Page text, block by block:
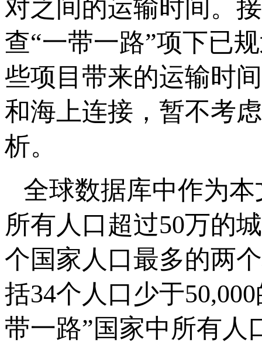
对之间的运输时间。
查“一带一路”项下已
些项目带来的运输时
和海上连接，暂不考
析。
全球数据库中作为
所有人口超过50万的
个国家人口最多的两
括34个人口少于
带一路”国家中所有人